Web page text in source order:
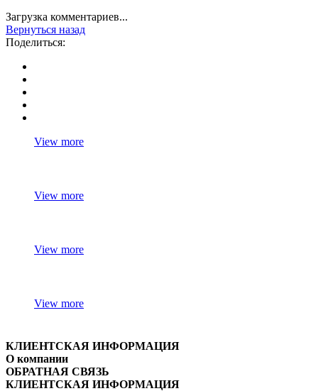
Загрузка комментариев...
Вернуться назад
Поделиться:
View more
View more
View more
View more
КЛИЕНТСКАЯ ИНФОРМАЦИЯ
О компании
ОБРАТНАЯ СВЯЗЬ
КЛИЕНТСКАЯ ИНФОРМАЦИЯ